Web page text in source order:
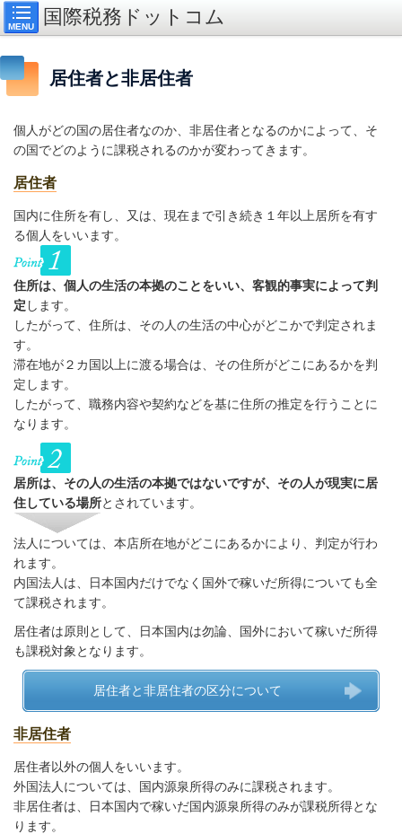
MENU 国際税務ドットコム
居住者と非居住者
個人がどの国の居住者なのか、非居住者となるのかによって、そ
の国でどのように課税されるのかが変わってきます。
居住者
国内に住所を有し、又は、現在まで引き続き１年以上居所を有す
る個人をいいます。
住所は、個人の生活の本拠のことをいい、客観的事実によって判
定 します。
したがって、住所は、その人の生活の中心がどこかで判定されま
す。
滞在地が２カ国以上に渡る場合は、その住所がどこにあるかを判
定します。
したがって、職務内容や契約などを基に住所の推定を行うことに
なります。
居所は、その人の生活の本拠ではないですが、その人が現実に居
住している場所とされています。
法人については、本店所在地がどこにあるかにより、判定が行わ
れます。
内国法人は、日本国内だけでなく国外で稼いだ所得についても全
て課税されます。
居住者は原則として、日本国内は勿論、国外において稼いだ所得
も課税対象となります。
居住者と非居住者の区分について
非居住者
居住者以外の個人をいいます。
外国法人については、国内源泉所得のみに課税されます。
非居住者は、日本国内で稼いだ国内源泉所得のみが課税所得とな
ります。